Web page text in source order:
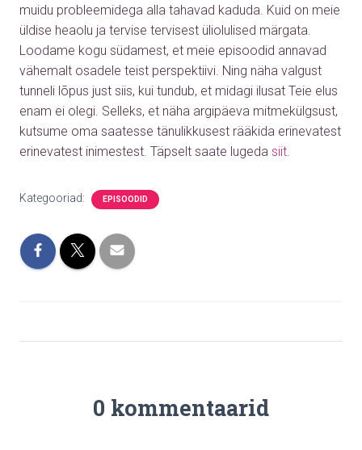
muidu probleemidega alla tahavad kaduda. Kuid on meie
üldise heaolu ja tervise tervisest üliolulised märgata.
Loodame kogu südamest, et meie episoodid annavad
vähemalt osadele teist perspektiivi. Ning näha valgust
tunneli lõpus just siis, kui tundub, et midagi ilusat Teie elus
enam ei olegi. Selleks, et näha argipäeva mitmekülgsust,
kutsume oma saatesse tänulikkusest rääkida erinevatest
erinevatest inimestest. Täpselt saate lugeda siit.
Kategooriad: EPISOODID
0 kommentaarid